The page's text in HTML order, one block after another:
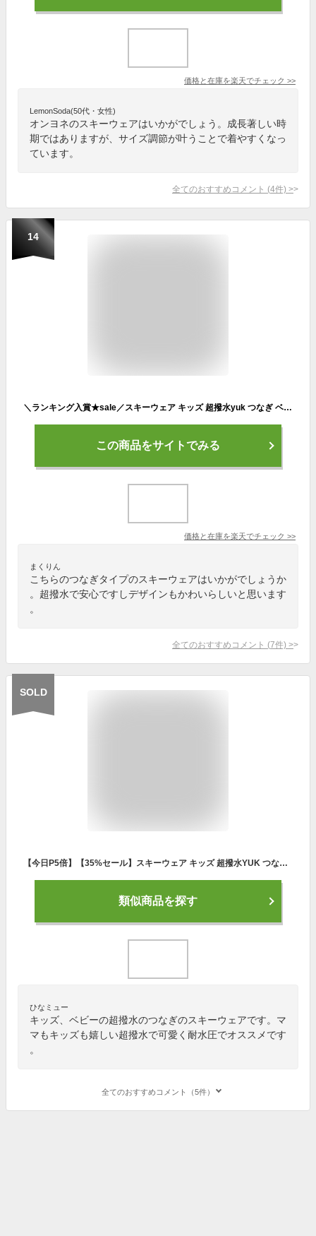
価格と在庫を楽天でチェック >>
LemonSoda(50代・女性)
オンヨネのスキーウェアはいかがでしょう。成長著しい時
期ではありますが、サイズ調節が叶うことで着やすくなっ
ています。
全てのおすすめコメント (4件) >
14
＼ランキング入賞★sale／スキーウェア キッズ 超撥水yuk つなぎ ベビー 男の子 女の子 サイズ調整 80cm 90cm 100cm 110cm 120cm ジャンプスーツ スノーコンビ スノーボードウェア 冬 雪遊び 撥水 幼稚園 保育園 ランキング1位 2位
この商品をサイトでみる
価格と在庫を楽天でチェック >>
まくりん
こちらのつなぎタイプのスキーウェアはいかがでしょうか
。超撥水で安心ですしデザインもかわいらしいと思います
。
全てのおすすめコメント (7件) >
SOLD
【今日P5倍】【35%セール】スキーウェア キッズ 超撥水YUK つなぎ ベビー 80cm 90cm 100cm 110cm 120cm ジャンプスーツ 女の子 男の子 超撥水YUK 子供 スキー 上下セット 耐水圧10000mm 撥水加工 雪遊び 中綿入り ワンピース 2024-25年 保育園 幼稚園 おトイレ簡単
類似商品を探す
ひなミュー
キッズ、ベビーの超撥水のつなぎのスキーウェアです。マ
マもキッズも嬉しい超撥水で可愛く耐水圧でオススメです
。
全てのおすすめコメント（5件）